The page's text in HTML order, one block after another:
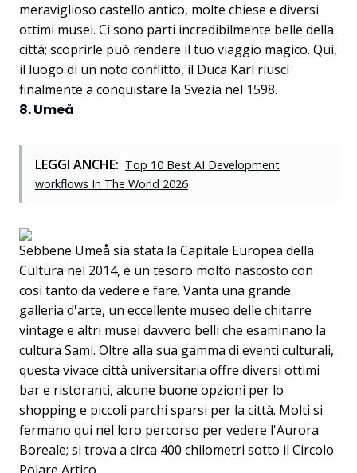
meraviglioso castello antico, molte chiese e diversi
ottimi musei. Ci sono parti incredibilmente belle della
città; scoprirle può rendere il tuo viaggio magico. Qui,
il luogo di un noto conflitto, il Duca Karl riuscì
finalmente a conquistare la Svezia nel 1598.
8. Umeå
LEGGI ANCHE: Top 10 Best AI Development
workflows In The World 2026
Sebbene Umeå sia stata la Capitale Europea della
Cultura nel 2014, è un tesoro molto nascosto con
così tanto da vedere e fare. Vanta una grande
galleria d'arte, un eccellente museo delle chitarre
vintage e altri musei davvero belli che esaminano la
cultura Sami. Oltre alla sua gamma di eventi culturali,
questa vivace città universitaria offre diversi ottimi
bar e ristoranti, alcune buone opzioni per lo
shopping e piccoli parchi sparsi per la città. Molti si
fermano qui nel loro percorso per vedere l'Aurora
Boreale; si trova a circa 400 chilometri sotto il Circolo